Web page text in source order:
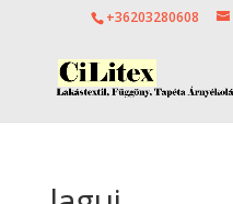
+36203280608